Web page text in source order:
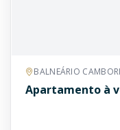
BALNEÁRIO
Apartamento à